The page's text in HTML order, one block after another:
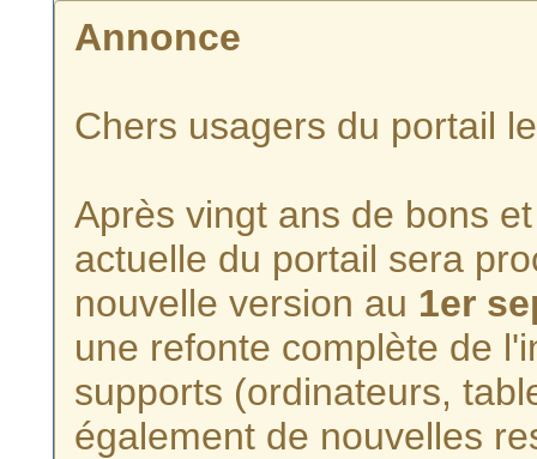
Annonce
Chers usagers du portail
Après vingt ans de bons
actuelle du portail sera
nouvelle version au 1er
une refonte complète de
supports (ordinateurs,
également de nouvelles